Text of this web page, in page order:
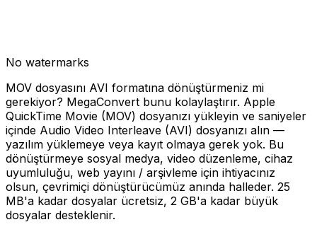
No watermarks
MOV dosyasını AVI formatına dönüştürmeniz mi
gerekiyor? MegaConvert bunu kolaylaştırır. Apple
QuickTime Movie (MOV) dosyanızı yükleyin ve saniyeler
içinde Audio Video Interleave (AVI) dosyanızı alın —
yazılım yüklemeye veya kayıt olmaya gerek yok. Bu
dönüştürmeye sosyal medya, video düzenleme, cihaz
uyumluluğu, web yayını / arşivleme için ihtiyacınız
olsun, çevrimiçi dönüştürücümüz anında halleder. 25
MB'a kadar dosyalar ücretsiz, 2 GB'a kadar büyük
dosyalar desteklenir.